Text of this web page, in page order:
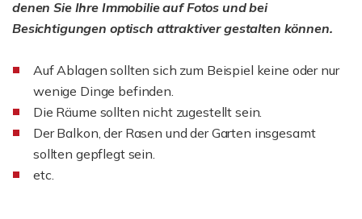
denen Sie Ihre Immobilie auf Fotos und bei
Besichtigungen optisch attraktiver gestalten können.
Auf Ablagen sollten sich zum Beispiel keine oder nur
wenige Dinge befinden.
Die Räume sollten nicht zugestellt sein.
Der Balkon, der Rasen und der Garten insgesamt
sollten gepflegt sein.
etc.